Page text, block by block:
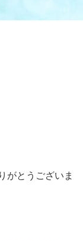
がとうございま